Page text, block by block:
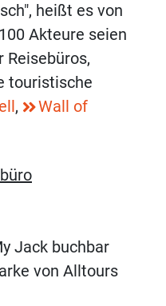
heißt es von
Akteure seien
Reisebüros,
touristische
,
Wall of
Jack buchbar
von Alltours